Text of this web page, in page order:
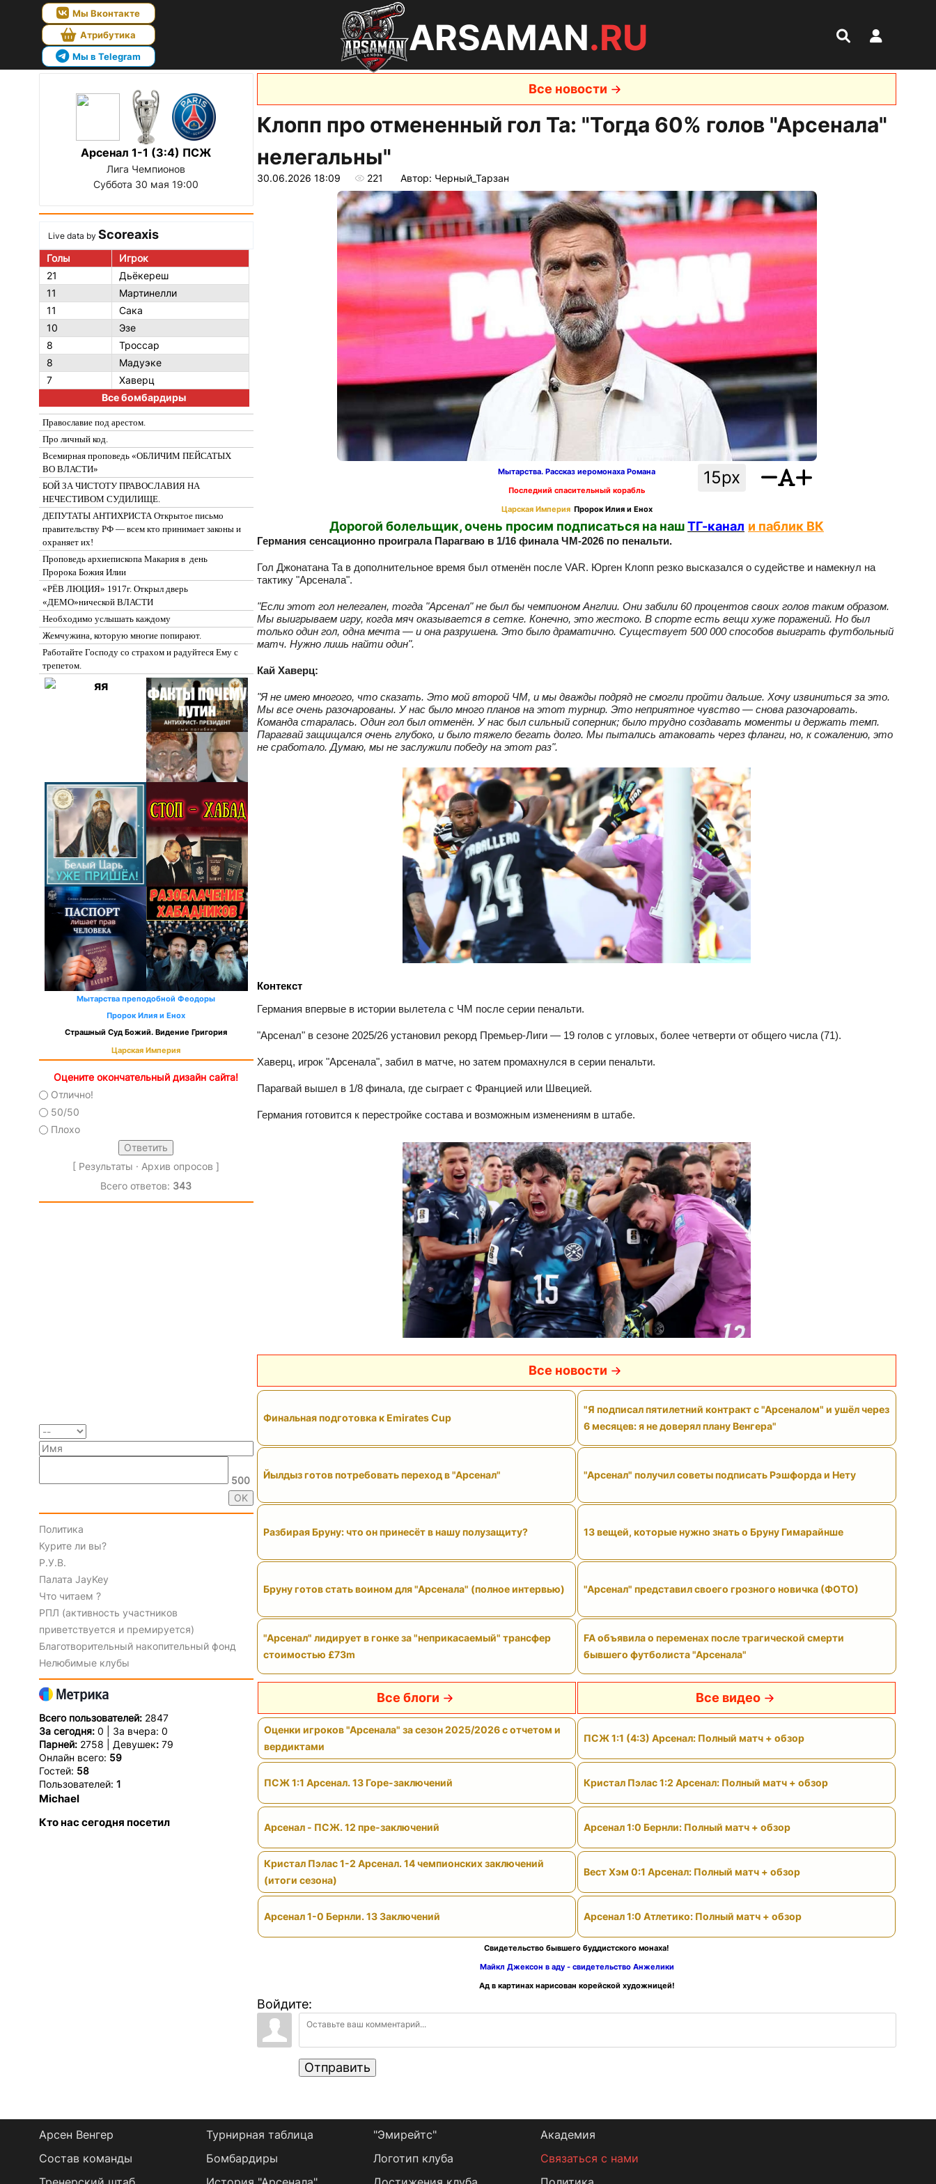
Мы Вконтакте
Атрибутика
Мы в Telegram
ARSAMAN.RU
Арсенал 1-1 (3:4) ПСЖ
Лига Чемпионов
Суббота 30 мая 19:00
Live data by Scoreaxis
Голы
Игрок
21
Дьёкереш
11
Мартинелли
11
Сака
10
Эзе
8
Троссар
8
Мадуэке
7
Хаверц
Все бомбардиры
Православие под арестом.
Про личный код.
Всемирная проповедь «ОБЛИЧИМ ПЕЙСАТЫХ
ВО ВЛАСТИ»
БОЙ ЗА ЧИСТОТУ ПРАВОСЛАВИЯ НА
НЕЧЕСТИВОМ СУДИЛИЩЕ.
ДЕПУТАТЫ АНТИХРИСТА Открытое письмо
правительству РФ — всем кто принимает законы и
охраняет их!
Проповедь архиепископа Макария в день
Пророка Божия Илии
«РЁВ ЛЮЦИЯ» 1917г. Открыл дверь
«ДЕМО»нической ВЛАСТИ
Необходимо услышать каждому
Жемчужина, которую многие попирают.
Работайте Господу со страхом и радуйтеся Ему с
трепетом.
Мытарства преподобной Феодоры
Пророк Илия и Енох
Страшный Суд Божий. Видение Григория
Царская Империя
Оцените окончательный дизайн сайта!
Отлично!
50/50
Плохо
[ Результаты · Архив опросов ]
Всего ответов: 343
500
Политика
Курите ли вы?
Р.У.В.
Палата JayKey
Что читаем ?
РПЛ (активность участников
приветствуется и премируется)
Благотворительный накопительный фонд
Нелюбимые клубы
Всего пользователей: 2847
За сегодня: 0 | За вчера: 0
Парней: 2758 | Девушек:79
Онлайн всего: 59
Гостей: 58
Пользователей: 1
Michael
Кто нас сегодня посетил
Все новости
Клопп про отмененный гол Та: "Тогда 60% голов "Арсенала"
нелегальны"
30.06.2026 18:09 221 Автор: Черный_Тарзан
15px
Мытарства. Рассказ иеромонаха Романа
Последний спасительный корабль
Царская Империя Пророк Илия и Енох
Дорогой болельщик, очень просим подписаться на нашТГ-канал и паблик ВК
Германия сенсационно проиграла Парагваю в 1/16 финала ЧМ‑2026 по пенальти.
Гол Джонатана Та в дополнительное время был отменён после VAR. Юрген Клопп резко высказался о судействе и намекнул на
тактику "Арсенала".
"Если этот гол нелегален, тогда "Арсенал" не был бы чемпионом Англии. Они забили 60 процентов своих голов таким образом.
Мы выигрываем игру, когда мяч оказывается в сетке. Конечно, это жестоко. В спорте есть вещи хуже поражений. Но был
только один гол, одна мечта — и она разрушена. Это было драматично. Существует 500 000 способов выиграть футбольный
матч. Нужно лишь найти один".
Кай Хаверц:
"Я не имею многого, что сказать. Это мой второй ЧМ, и мы дважды подряд не смогли пройти дальше. Хочу извиниться за это.
Мы все очень разочарованы. У нас было много планов на этот турнир. Это неприятное чувство — снова разочаровать.
Команда старалась. Один гол был отменён. У нас был сильный соперник; было трудно создавать моменты и держать темп.
Парагвай защищался очень глубоко, и было тяжело бегать долго. Мы пытались атаковать через фланги, но, к сожалению, это
не сработало. Думаю, мы не заслужили победу на этот раз".
Контекст
Германия впервые в истории вылетела с ЧМ после серии пенальти.
"Арсенал" в сезоне 2025/26 установил рекорд Премьер‑Лиги — 19 голов с угловых, более четверти от общего числа (71).
Хаверц, игрок "Арсенала", забил в матче, но затем промахнулся в серии пенальти.
Парагвай вышел в 1/8 финала, где сыграет с Францией или Швецией.
Германия готовится к перестройке состава и возможным изменениям в штабе.
Все новости
Финальная подготовка к Emirates Cup
"Я подписал пятилетний контракт с "Арсеналом" и ушёл через
6 месяцев: я не доверял плану Венгера"
Йылдыз готов потребовать переход в "Арсенал" "Арсенал" получил советы подписать Рэшфорда и Нету
Разбирая Бруну: что он принесёт в нашу полузащиту? 13 вещей, которые нужно знать о Бруну Гимарайнше
Бруну готов стать воином для "Арсенала" (полное интервью) "Арсенал" представил своего грозного новичка (ФОТО)
"Арсенал" лидирует в гонке за "неприкасаемый" трансфер
стоимостью £73m
FA объявила о переменах после трагической смерти
бывшего футболиста "Арсенала"
Все блоги
Оценки игроков "Арсенала" за сезон 2025/2026 с отчетом и
вердиктами
ПСЖ 1:1 Арсенал. 13 Горе-заключений
Арсенал - ПСЖ. 12 пре-заключений
Кристал Пэлас 1-2 Арсенал. 14 чемпионских заключений
(итоги сезона)
Арсенал 1-0 Бернли. 13 Заключений
Все видео
ПСЖ 1:1 (4:3) Арсенал: Полный матч + обзор
Кристал Пэлас 1:2 Арсенал: Полный матч + обзор
Арсенал 1:0 Бернли: Полный матч + обзор
Вест Хэм 0:1 Арсенал: Полный матч + обзор
Арсенал 1:0 Атлетико: Полный матч + обзор
Свидетельство бывшего буддистского монаха!
Майкл Джексон в аду - свидетельство Анжелики
Ад в картинах нарисован корейской художницей!
Войдите:
Отправить
Арсен Венгер
Состав команды
Турнирная таблица
Бомбардиры
"Эмирейтс"
Логотип клуба
Академия
Связаться с нами